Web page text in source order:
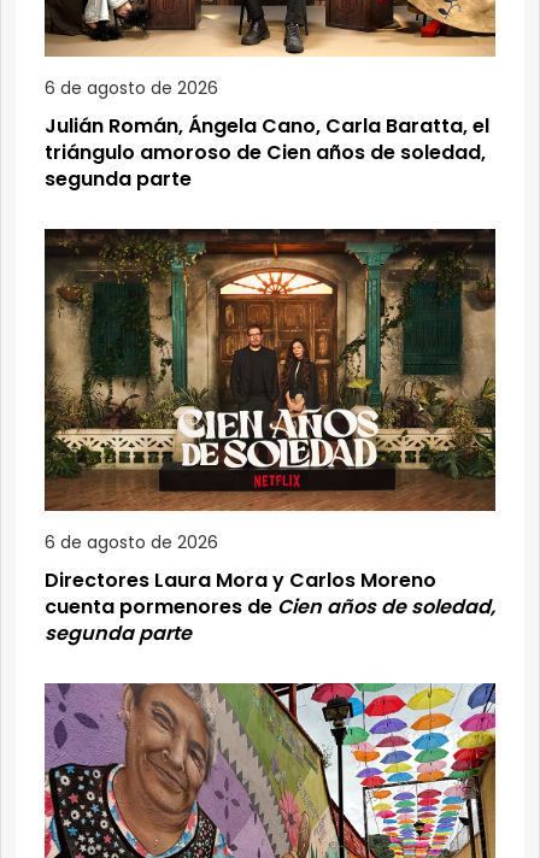
6 de agosto de 2026
Julián Román, Ángela Cano, Carla Baratta, el
triángulo amoroso de Cien años de soledad,
segunda parte
6 de agosto de 2026
Directores Laura Mora y Carlos Moreno
cuenta pormenores de Cien años de soledad,
segunda parte